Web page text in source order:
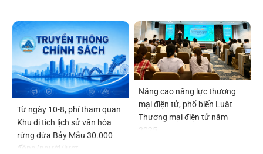
Từ ngày 10-8, phí tham quan
Khu di tích lịch sử văn hóa
rừng dừa Bảy Mẫu 30.000
đồng/người/lượt
Nâng cao năng lực thương
mại điện tử, phổ biến Luật
Thương mại điện tử năm
2025